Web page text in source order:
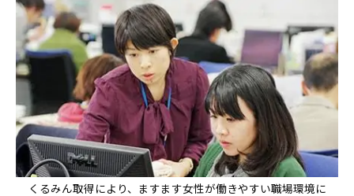
くるみん取得により、ますます女性が働きやすい職場環境に